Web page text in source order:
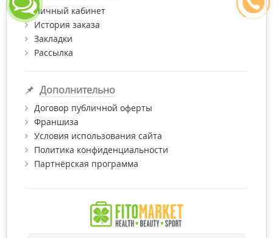
Личный кабинет
История заказа
Закладки
Рассылка
Дополнительно
Договор публичной оферты
Франшиза
Условия использования сайта
Политика конфиденциальности
Партнёрская программа